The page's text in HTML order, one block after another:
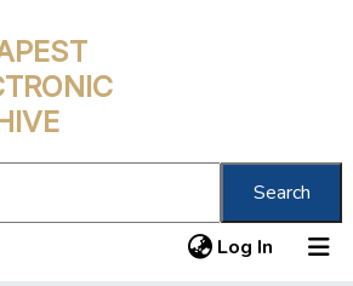
Search
Log In (current)